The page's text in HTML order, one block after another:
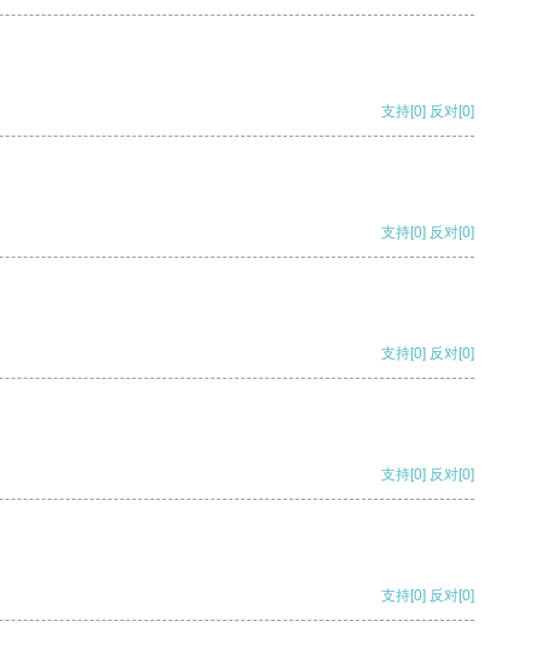
支持[0] 反对[0]
支持[0] 反对[0]
支持[0] 反对[0]
支持[0] 反对[0]
支持[0] 反对[0]